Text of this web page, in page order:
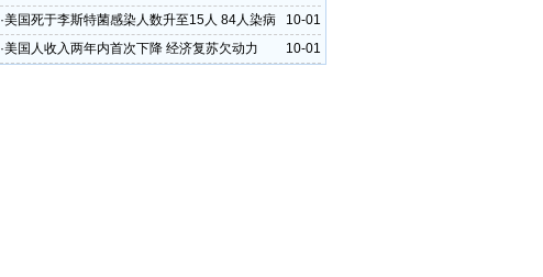
10-01
·美国死于李斯特菌感染人数升至15人 84人染病
10-01
·美国人收入两年内首次下降 经济复苏欠动力